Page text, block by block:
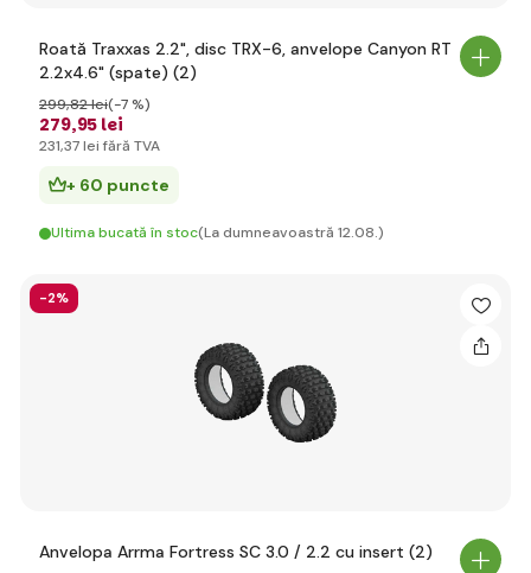
Roată Traxxas 2.2", disc TRX-6, anvelope Canyon RT
2.2x4.6" (spate) (2)
279,95 lei
299,82 lei(-7 %)
231,37 lei fără TVA
+ 60 puncte
Ultima bucată în stoc(La dumneavoastră 12.08.)
-2%
Anvelopa Arrma Fortress SC 3.0 / 2.2 cu insert (2)